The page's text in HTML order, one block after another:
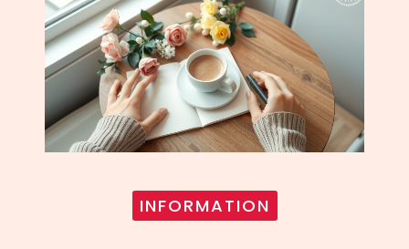
INFORMATION